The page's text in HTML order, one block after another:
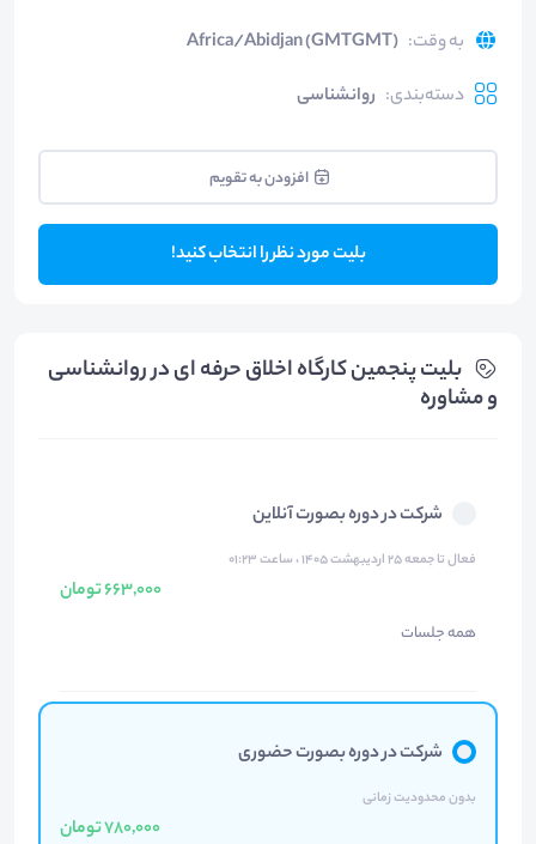
به وقت:
Africa/Abidjan (GMTGMT)
دسته‌بندی: روانشناسی
افزودن به تقویم
بلیت مورد نظر را انتخاب کنید!
بلیت‌ پنجمین کارگاه اخلاق حرفه ای در روانشناسی
و مشاوره
شرکت در دوره بصورت آنلاین
فعال تا جمعه ۲۵ اردیبهشت ۱۴۰۵ ، ساعت ۰۱:۲۳
663,000 تومان
همه جلسات
شرکت در دوره بصورت حضوری
بدون محدودیت زمانی
780,000 تومان